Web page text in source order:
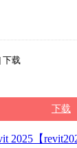
下载
下载
2025【